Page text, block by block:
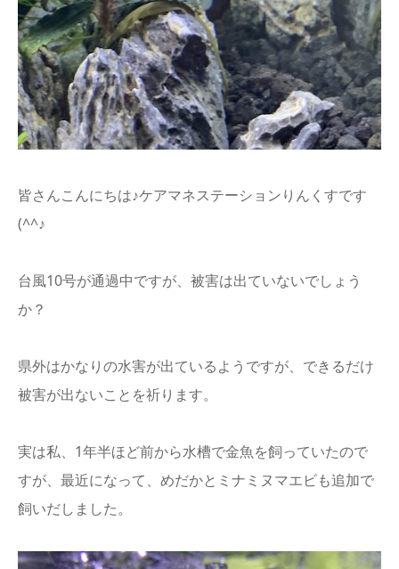
皆さんこんにちは♪ケアマネステーションりんくすです
(^^♪
台風10号が通過中ですが、被害は出ていないでしょう
か？
県外はかなりの水害が出ているようですが、できるだけ
被害が出ないことを祈ります。
実は私、1年半ほど前から水槽で金魚を飼っていたので
すが、最近になって、めだかとミナミヌマエビも追加で
飼いだしました。